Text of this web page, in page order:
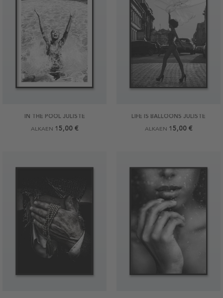
IN THE POOL JULISTE
ALKAEN 15,00 €
LIFE IS BALLOONS JULISTE
ALKAEN 15,00 €